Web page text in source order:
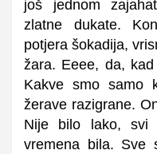
još jednom
zlatne dukate.
potjera šokadija,
žara. Eeee, da,
Kakve smo samo
žerave razigrane.
Nije bilo lako, svi
vremena bila. Sve